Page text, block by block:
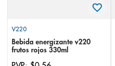
V220
Bebida energizante v220
frutos rojos 330ml